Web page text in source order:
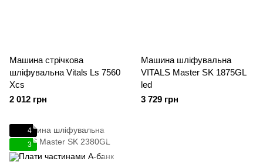
Машина стрічкова
шліфувальна Vitals Ls 7560
Xcs
2 012 грн
Машина шліфувальна
VITALS Master SK 1875GL
led
3 729 грн
4
3